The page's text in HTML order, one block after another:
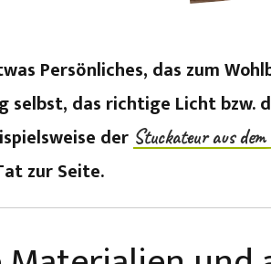
Persönliches, das zum
selbst, das richtige Licht bzw.
der Stuckateur aus
zur Seite.